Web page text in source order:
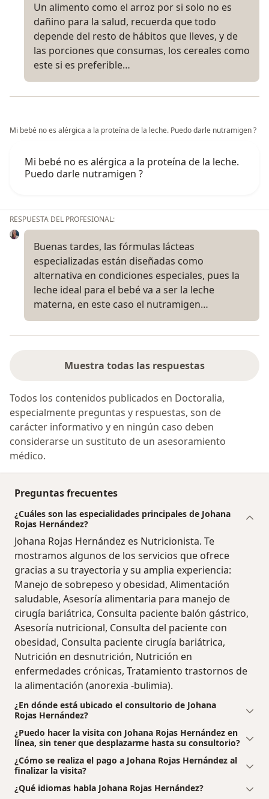
Un alimento como el arroz por si solo no es
dañino para la salud, recuerda que todo
depende del resto de hábitos que lleves, y de
las porciones que consumas, los cereales como
este si es preferible…
Mi bebé no es alérgica a la proteína de la leche. Puedo darle nutramigen ?
Mi bebé no es alérgica a la proteína de la leche.
Puedo darle nutramigen ?
RESPUESTA DEL PROFESIONAL:
Buenas tardes, las fórmulas lácteas
especializadas están diseñadas como
alternativa en condiciones especiales, pues la
leche ideal para el bebé va a ser la leche
materna, en este caso el nutramigen…
Muestra todas las respuestas
Todos los contenidos publicados en Doctoralia,
especialmente preguntas y respuestas, son de
carácter informativo y en ningún caso deben
considerarse un sustituto de un asesoramiento
médico.
Preguntas frecuentes
¿Cuáles son las especialidades principales de Johana
Rojas Hernández?
Johana Rojas Hernández es Nutricionista. Te
mostramos algunos de los servicios que ofrece
gracias a su trayectoria y su amplia experiencia:
Manejo de sobrepeso y obesidad, Alimentación
saludable, Asesoría alimentaria para manejo de
cirugía bariátrica, Consulta paciente balón gástrico,
Asesoría nutricional, Consulta del paciente con
obesidad, Consulta paciente cirugía bariátrica,
Nutrición en desnutrición, Nutrición en
enfermedades crónicas, Tratamiento trastornos de
la alimentación (anorexia -bulimia).
¿En dónde está ubicado el consultorio de Johana
Rojas Hernández?
¿Puedo hacer la visita con Johana Rojas Hernández en
línea, sin tener que desplazarme hasta su consultorio?
¿Cómo se realiza el pago a Johana Rojas Hernández al
finalizar la visita?
¿Qué idiomas habla Johana Rojas Hernández?